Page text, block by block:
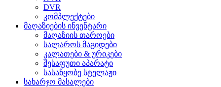
DVR
კომპლექტები
მაღაზიების ინვენტარი
მაღაზიის თაროები
სალაროს მაგიდები
კალათები & ურიკები
შესაფუთი აპარატი
სასაწყობე სტელაჟი
სახარჯო მასალები